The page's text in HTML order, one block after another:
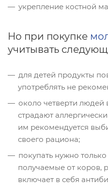
укрепление костной
Но при покупке
учитывать
для детей продукты
употреблять не
около четверти людей
страдают
им рекомендуется
своего рациона;
покупать нужно
получаемые от коров,
включает в себя